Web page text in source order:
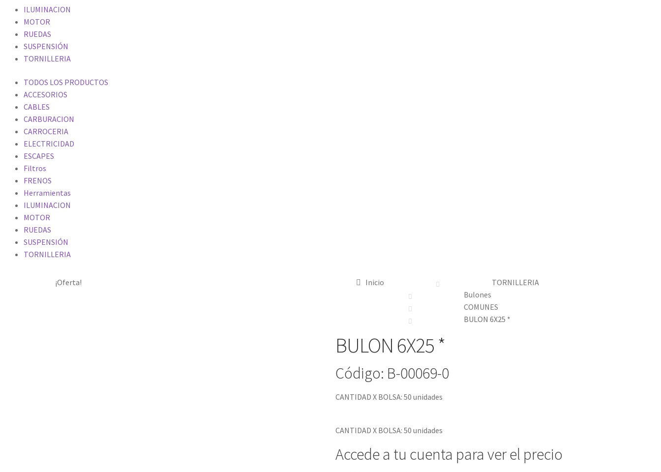
ILUMINACION
MOTOR
RUEDAS
SUSPENSIÓN
TORNILLERIA
TODOS LOS PRODUCTOS
ACCESORIOS
CABLES
CARBURACION
CARROCERIA
ELECTRICIDAD
ESCAPES
Filtros
FRENOS
Herramientas
ILUMINACION
MOTOR
RUEDAS
SUSPENSIÓN
TORNILLERIA
¡Oferta! Inicio
TORNILLERIA
Bulones
COMUNES
BULON 6X25 *
BULON 6X25 *
Código: B-00069-0
CANTIDAD X BOLSA: 50 unidades
CANTIDAD X BOLSA: 50 unidades
Accede a tu cuenta para ver el precio